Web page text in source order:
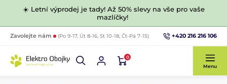
☀️ Letní výprodej je tady! Až 50% slevy na vše pro vaše
mazlíčky!
Zavolejte nám (Po 9-17, Út 8-16, St 10-18, Čt-Pá 7-15) +420 216 216 106
0
Menu